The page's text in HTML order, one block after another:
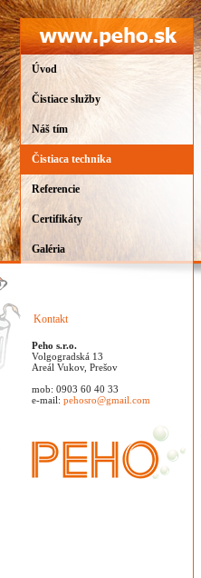
Úvod
Čistiace služby
Náš tím
Čistiaca technika
Referencie
Certifikáty
Galéria
Kontakt
Peho s.r.o.
Volgogradská 13
Areál Vukov, Prešov
mob: 0903 60 40 33
e-mail: pehosro@gmail.com